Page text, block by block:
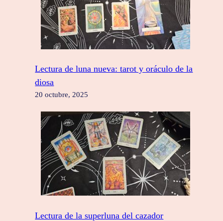
Lectura de luna nueva: tarot y oráculo de la
diosa
20 octubre, 2025
Lectura de la superluna del cazador